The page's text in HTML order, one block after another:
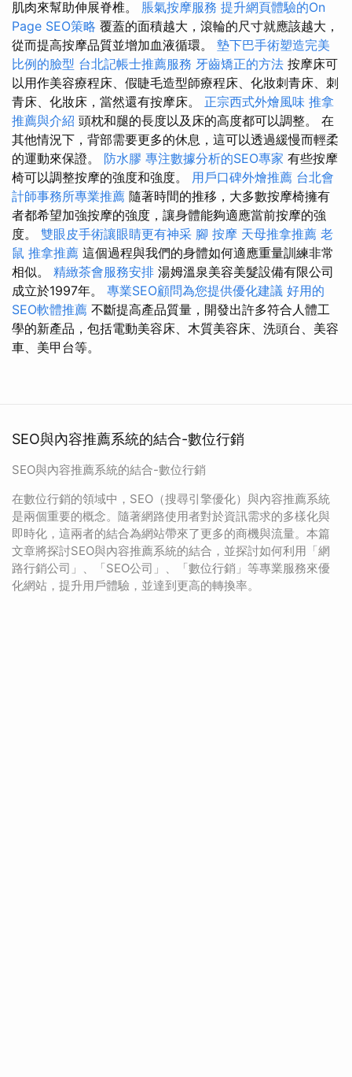
肌肉來幫助伸展脊椎。 脹氣按摩服務 提升網頁體驗的On
Page SEO策略 覆蓋的面積越大，滾輪的尺寸就應該越大，
從而提高按摩品質並增加血液循環。 墊下巴手術塑造完美
比例的臉型 台北記帳士推薦服務 牙齒矯正的方法 按摩床可
以用作美容療程床、假睫毛造型師療程床、化妝刺青床、刺
青床、化妝床，當然還有按摩床。 正宗西式外燴風味 推拿
推薦與介紹 頭枕和腿的長度以及床的高度都可以調整。 在
其他情況下，背部需要更多的休息，這可以透過緩慢而輕柔
的運動來保證。 防水膠 專注數據分析的SEO專家 有些按摩
椅可以調整按摩的強度和強度。 用戶口碑外燴推薦 台北會
計師事務所專業推薦 隨著時間的推移，大多數按摩椅擁有
者都希望加強按摩的強度，讓身體能夠適應當前按摩的強
度。 雙眼皮手術讓眼睛更有神采 腳 按摩 天母推拿推薦 老
鼠 推拿推薦 這個過程與我們的身體如何適應重量訓練非常
相似。 精緻茶會服務安排 湯姆溫泉美容美髮設備有限公司
成立於1997年。 專業SEO顧問為您提供優化建議 好用的
SEO軟體推薦 不斷提高產品質量，開發出許多符合人體工
學的新產品，包括電動美容床、木質美容床、洗頭台、美容
車、美甲台等。
SEO與內容推薦系統的結合-數位行銷
SEO與內容推薦系統的結合-數位行銷
在數位行銷的領域中，SEO（搜尋引擎優化）與內容推薦系統
是兩個重要的概念。隨著網路使用者對於資訊需求的多樣化與
即時化，這兩者的結合為網站帶來了更多的商機與流量。本篇
文章將探討SEO與內容推薦系統的結合，並探討如何利用「網
路行銷公司」、「SEO公司」、「數位行銷」等專業服務來優
化網站，提升用戶體驗，並達到更高的轉換率。